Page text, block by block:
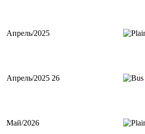
Апрель/2025
Апрель/2025 26
Май/2026